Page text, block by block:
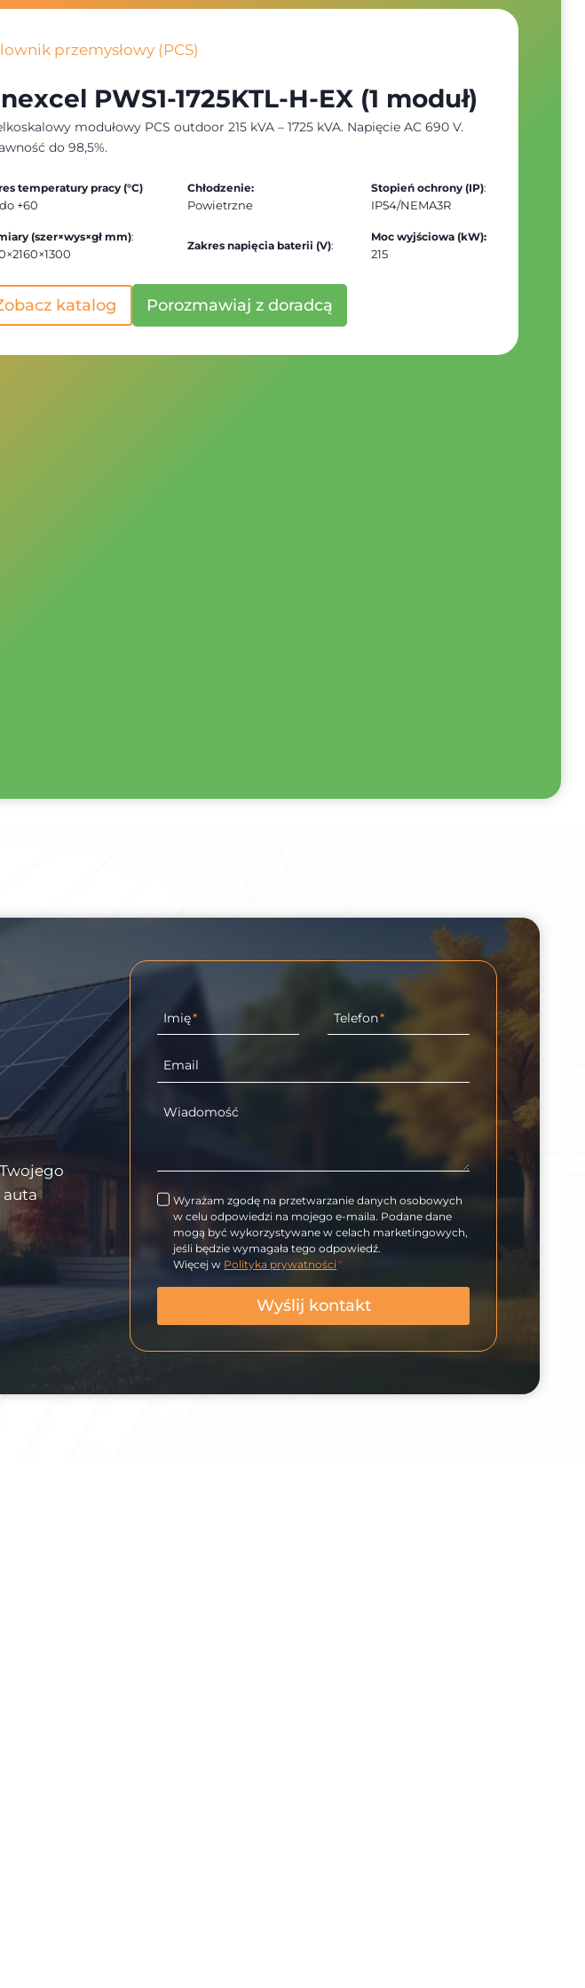
przemysłowy (PCS)
PWS1-1725KTL-H-EX (1 moduł)
modułowy PCS outdoor 215 kVA – 1725 kVA. Napięcie AC 690 V.
do 98,5%.
temperatury pracy (°C)
+60
Chłodzenie:
Powietrzne
Stopień ochrony (IP):
IP54/NEMA3R
(szer×wys×gł mm):
Zakres napięcia baterii (V):
Moc wyjściowa (kW):
215
katalog Porozmawiaj z doradcą
auta
Imię* Telefon*
Email
Wiadomość
Wyrażam zgodę na przetwarzanie danych osobowych
w celu odpowiedzi na mojego e-maila. Podane dane
mogą być wykorzystywane w celach marketingowych,
jeśli będzie wymagała tego odpowiedź.
Więcej w Polityka prywatności *
Wyślij kontakt